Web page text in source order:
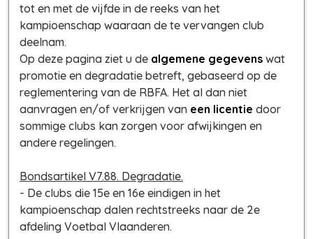
tot en met de vijfde in de reeks van het
kampioenschap waaraan de te vervangen club
deelnam.
Op deze pagina ziet u de algemene gegevens wat
promotie en degradatie betreft, gebaseerd op de
reglementering van de RBFA. Het al dan niet
aanvragen en/of verkrijgen van een licentie door
sommige clubs kan zorgen voor afwijkingen en
andere regelingen.
Bondsartikel V7.88. Degradatie.
- De clubs die 15e en 16e eindigen in het
kampioenschap dalen rechtstreeks naar de 2e
afdeling Voetbal Vlaanderen.